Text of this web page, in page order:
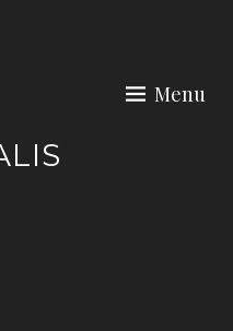
Menu